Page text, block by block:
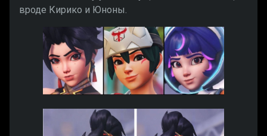
вроде Кирико и Юноны.